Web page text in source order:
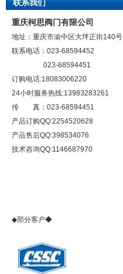
联系我们
重庆柯思阀门有限公司
地址：重庆市渝中区大坪正街140号
联系电话：023-68594452
023-68594451
订购电话:18083006220
24小时服务热线:13983283261
传 真：023-68594451
产品订购QQ:2254520628
产品售后QQ:398534076
技术咨询QQ:1146687970
◆部分客户◆